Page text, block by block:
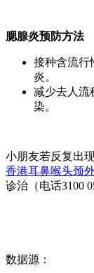
腮腺炎预防方法
接种含流行
炎。
减少去人流
染。
小朋友若反复出
香港耳鼻喉头颈
诊治（电话3100
数据源：